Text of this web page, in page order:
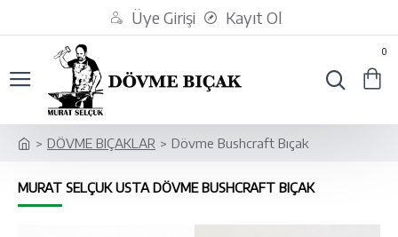
Üye Girişi Kayıt Ol
0
DÖVME BIÇAKLAR Dövme Bushcraft Bıçak
MURAT SELÇUK USTA DÖVME BUSHCRAFT BIÇAK